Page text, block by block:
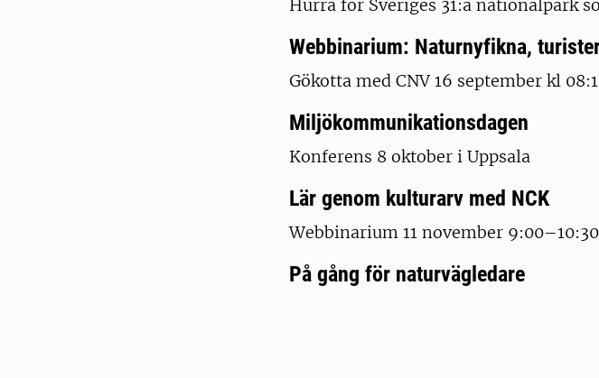
Hurra för Sveriges 31:a nationalpark
Webbinarium: Naturnyfikna,
Gökotta med CNV 16 september kl
Miljökommunikationsdagen
Konferens 8 oktober i Uppsala
Lär genom kulturarv med NCK
Webbinarium 11 november 9:00–10:30
På gång för naturvägledare